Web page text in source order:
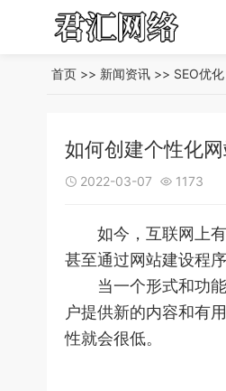
首页 >> 新闻资讯 >> SEO优化
如何创建个性化
 2022-03-07  1173
如今，互联网上有
甚至通过网站建设程
当一个形式和功能
户提供新的内容和有
性就会很低。